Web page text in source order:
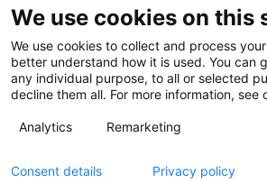
We use cookies on this
We use cookies to collect and process
better understand how it is used. You can
any individual purpose, to all or selected
decline them all. For more information, see
Analytics Remarketing
Consent details Privacy policy